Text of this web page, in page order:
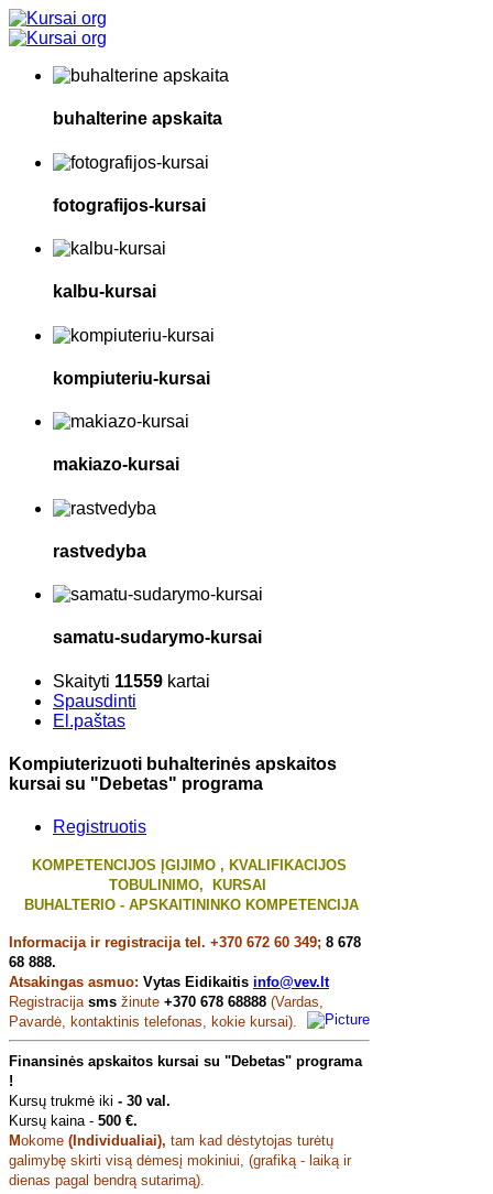
buhalterine apskaita
fotografijos-kursai
kalbu-kursai
kompiuteriu-kursai
makiazo-kursai
rastvedyba
samatu-sudarymo-kursai
Skaityti 11559 kartai
Spausdinti
El.paštas
Kompiuterizuoti buhalterinės apskaitos
kursai su "Debetas" programa
Registruotis
KOMPETENCIJOS ĮGIJIMO , KVALIFIKACIJOS
TOBULINIMO, KURSAI
BUHALTERIO - APSKAITININKO KOMPETENCIJA
Informacija ir registracija tel. +370 672 60 349; 8 678
68 888.
Atsakingas asmuo: Vytas Eidikaitis info@vev.lt
Registracija sms žinute +370 678 68888 (Vardas,
Pavardė, kontaktinis telefonas, kokie kursai).
Finansinės apskaitos kursai su "Debetas" programa
!
Kursų trukmė iki - 30 val.
Kursų kaina - 500 €.
Mokome ( Individualiai), tam kad dėstytojas turėtų
galimybę skirti visą dėmesį mokiniui, (grafiką - laiką ir
dienas pagal bendrą sutarimą).